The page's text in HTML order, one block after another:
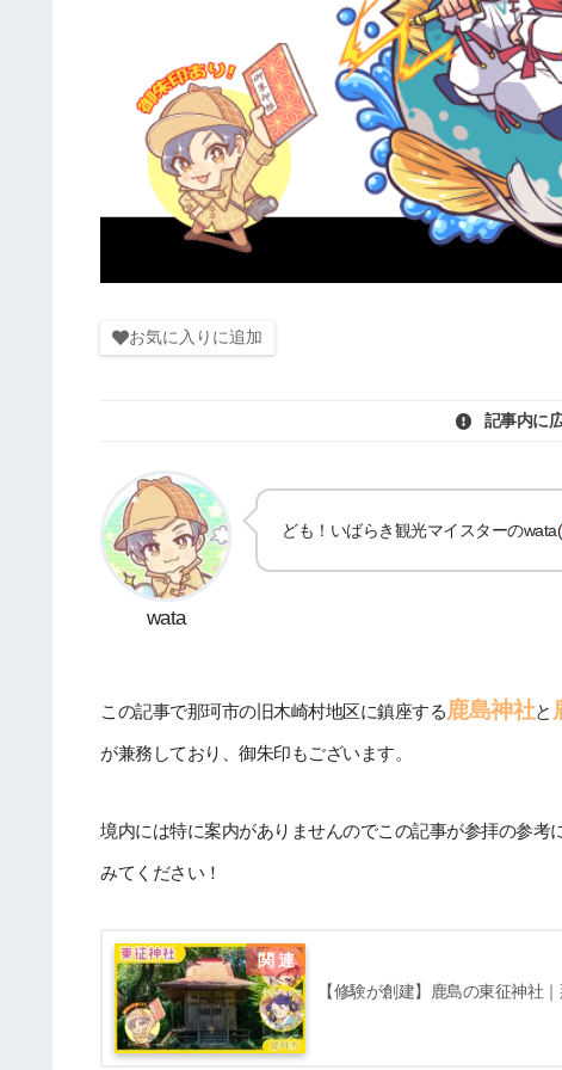
お気に入りに追加
記事内に
wata
ども！いばらき観光マイスターのwata(
この記事で那珂市の旧木崎村地区に鎮座する鹿島神社と
が兼務しており、御朱印もございます。
境内には特に案内がありませんのでこの記事が参拝の参
みてください！
【修験が創建】鹿島の東征神社